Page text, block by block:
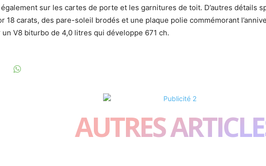
sur les cartes de porte et les garnitures de toit. D’autres détails
18 carats, des pare-soleil brodés et une plaque polie commémorant
V8 biturbo de 4,0 litres qui développe 671 ch.
AUTRES